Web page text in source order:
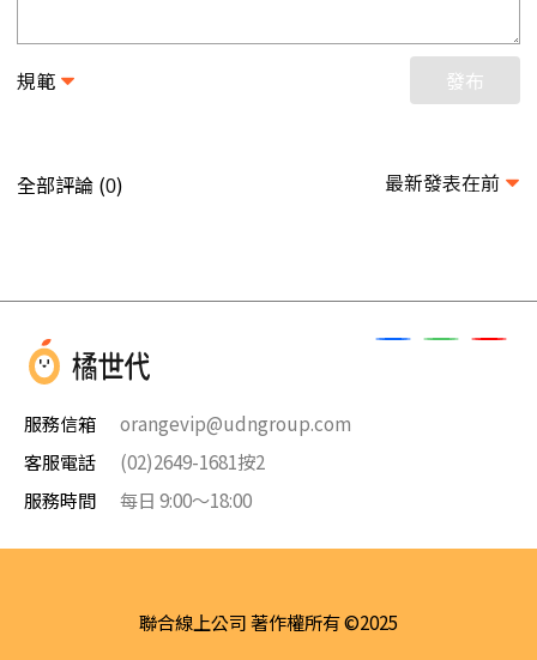
規範 發布
全部評論 (0) 最新發表在前
服務信箱
orangevip@udngroup.com
客服電話
(02)2649-1681按2
服務時間
每日 9:00～18:00
聯合線上公司 著作權所有 ©2025